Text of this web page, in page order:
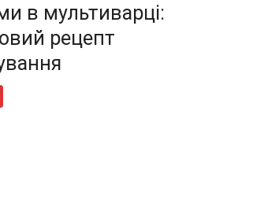
в мультиварці:
рецепт